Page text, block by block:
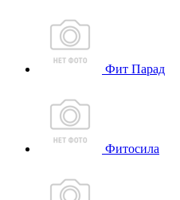
Фит Парад
Фитосила